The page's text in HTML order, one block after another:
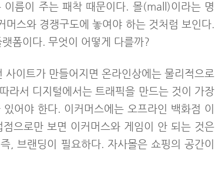
름이 주는 패착 때문이다. 몰(mall)이라는 명
스와 경쟁구도에 놓여야 하는 것처럼 보인다.
폼이다. 무엇이 어떻게 다를까?
이트가 만들어지면 온라인상에는 물리적으로
라서 디지털에서는 트래픽을 만드는 것이 가장
어야 한다. 이커머스에는 오프라인 백화점 이
으로만 보면 이커머스와 게임이 안 되는 것은
, 브랜딩이 필요하다. 자사몰은 쇼핑의 공간이